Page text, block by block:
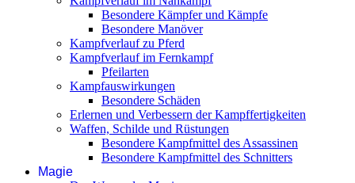
Besondere Kämpfer und Kämpfe
Besondere Manöver
Kampfverlauf zu Pferd
Kampfverlauf im Fernkampf
Pfeilarten
Kampfauswirkungen
Besondere Schäden
Erlernen und Verbessern der Kampffertigkeiten
Waffen, Schilde und Rüstungen
Besondere Kampfmittel des Assassinen
Besondere Kampfmittel des Schnitters
Magie